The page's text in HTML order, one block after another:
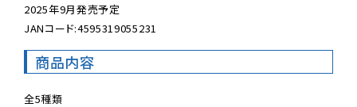
2025年9月発売予定
JANコード:4595319055231
商品内容
全5種類